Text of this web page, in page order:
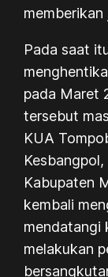
Pada saat
pada Maret
tersebut
KUA
Kabupaten
kembali
mendatangi
melakukan